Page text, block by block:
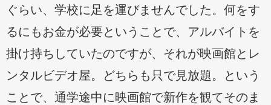
ぐらい、学校に足を運びませんでした。何をす
るにもお金が必要ということで、アルバイトを
掛け持ちしていたのですが、それが映画館とレ
ンタルビデオ屋。どちらも只で見放題。という
ことで、通学途中に映画館で新作を観てそのま